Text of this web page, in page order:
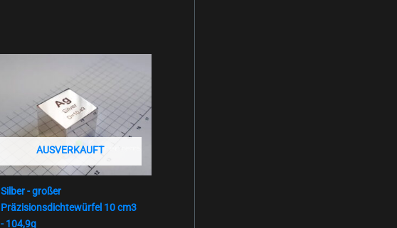
AUSVERKAUFT
Silber - großer
Präzisionsdichtewürfel 10 cm3
- 104,9g